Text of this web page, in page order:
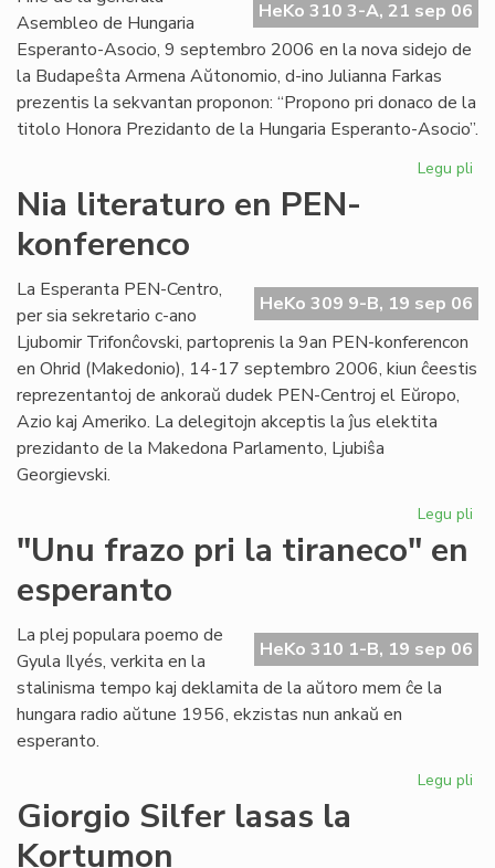
HeKo 310 3-A, 21 sep 06
Asembleo de Hungaria
Esperanto-Asocio, 9 septembro 2006 en la nova sidejo de
la Budapeŝta Armena Aŭtonomio, d-ino Julianna Farkas
prezentis la sekvantan proponon: “Propono pri donaco de la
titolo Honora Prezidanto de la Hungaria Esperanto-Asocio”.
Legu pli
Nia literaturo en PEN-
konferenco
HeKo 309 9-B, 19 sep 06
La Esperanta PEN-Centro,
per sia sekretario c-ano
Ljubomir Trifonĉovski, partoprenis la 9an PEN-konferencon
en Ohrid (Makedonio), 14-17 septembro 2006, kiun ĉeestis
reprezentantoj de ankoraŭ dudek PEN-Centroj el Eŭropo,
Azio kaj Ameriko. La delegitojn akceptis la ĵus elektita
prezidanto de la Makedona Parlamento, Ljubiŝa
Georgievski.
Legu pli
"Unu frazo pri la tiraneco" en
esperanto
HeKo 310 1-B, 19 sep 06
La plej populara poemo de
Gyula Ilyés, verkita en la
stalinisma tempo kaj deklamita de la aŭtoro mem ĉe la
hungara radio aŭtune 1956, ekzistas nun ankaŭ en
esperanto.
Legu pli
Giorgio Silfer lasas la
Kortumon